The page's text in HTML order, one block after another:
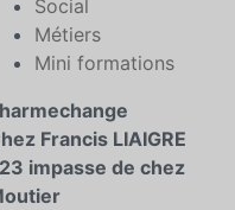
Social
Métiers
Mini formations
Francis LIAIGRE
impasse de chez